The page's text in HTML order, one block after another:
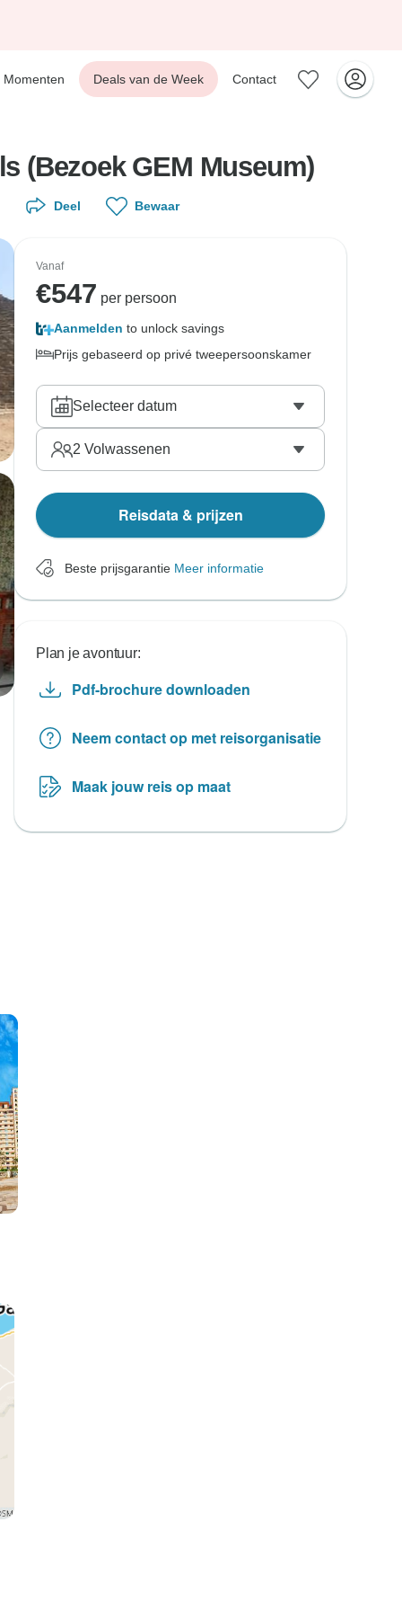
Momenten Deals van de Week Contact
(Bezoek GEM Museum)
Deel Bewaar
Vanaf
€547 per persoon
Aanmelden to unlock savings
Prijs gebaseerd op privé tweepersoonskamer
Selecteer datum
2 Volwassenen
Reisdata & prijzen
Beste prijsgarantie Meer informatie
Plan je avontuur:
Pdf-brochure downloaden
Neem contact op met reisorganisatie
Maak jouw reis op maat